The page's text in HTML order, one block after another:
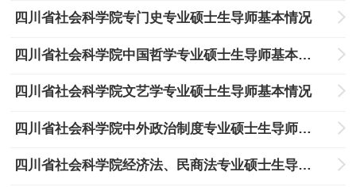
四川省社会科学院专门史专业硕士生导师基本情况
四川省社会科学院中国哲学专业硕士生导师基本情况
四川省社会科学院文艺学专业硕士生导师基本情况
四川省社会科学院中外政治制度专业硕士生导师基本情况
四川省社会科学院经济法、民商法专业硕士生导师基本情况